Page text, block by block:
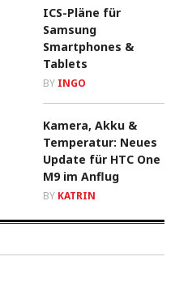
ICS-Pläne für
Samsung
Smartphones &
Tablets
BY INGO
Kamera, Akku &
Temperatur: Neues
Update für HTC One
M9 im Anflug
BY KATRIN